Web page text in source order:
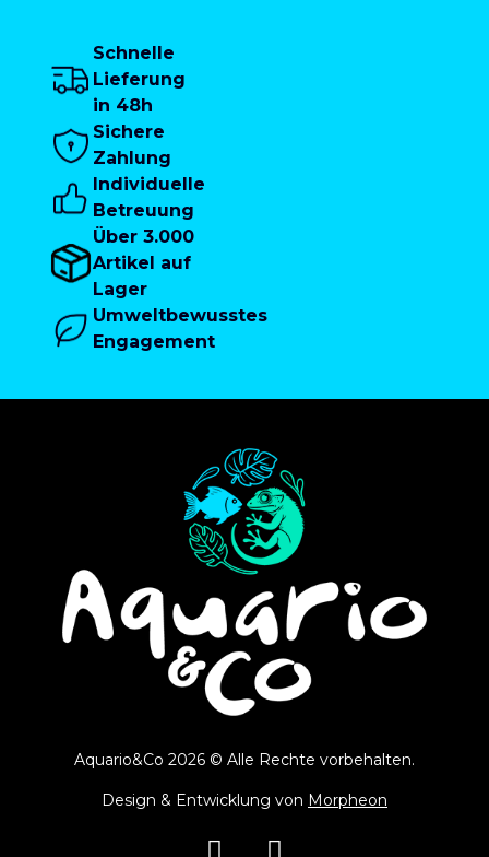
Schnelle
Lieferung
in 48h
Sichere
Zahlung
Individuelle
Betreuung
Über 3.000
Artikel auf
Lager
Umweltbewusstes
Engagement
Aquario&Co 2026 © Alle Rechte vorbehalten.
Design & Entwicklung von Morpheon